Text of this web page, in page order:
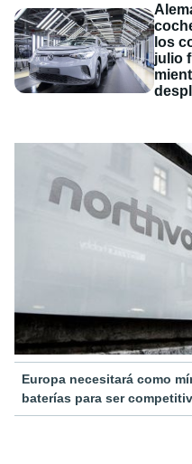
los
julio
Europa necesitará como
baterías para ser